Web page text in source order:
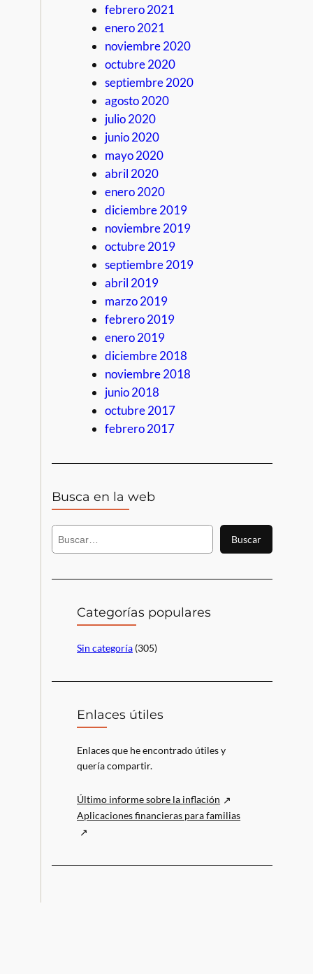
febrero 2021
enero 2021
noviembre 2020
octubre 2020
septiembre 2020
agosto 2020
julio 2020
junio 2020
mayo 2020
abril 2020
enero 2020
diciembre 2019
noviembre 2019
octubre 2019
septiembre 2019
abril 2019
marzo 2019
febrero 2019
enero 2019
diciembre 2018
noviembre 2018
junio 2018
octubre 2017
febrero 2017
Busca en la web
B
c
Buscar
Categorías populares
Sin categoría (305)
Enlaces útiles
Enlaces que he encontrado útiles y
quería compartir.
Último informe sobre la inflación
Aplicaciones financieras para familias